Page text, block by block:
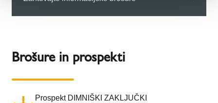
Brošure in prospekti
Prospekt DIMNIŠKI ZAKLJUČKI